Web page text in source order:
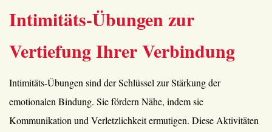
Intimitäts-Übungen zur
Vertiefung Ihrer Verbindung
Intimitäts-Übungen sind der Schlüssel zur Stärkung der
emotionalen Bindung. Sie fördern Nähe, indem sie
Kommunikation und Verletzlichkeit ermutigen. Diese Aktivitäten